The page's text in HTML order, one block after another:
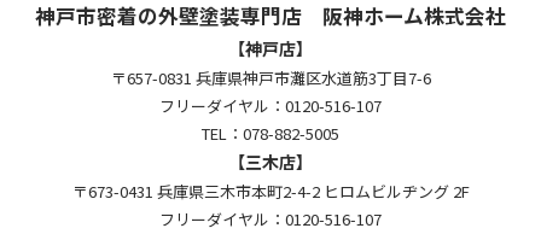
神戸市密着の外壁塗装専門店 阪神ホーム株式会社
【神戸店】
〒657-0831 兵庫県神戸市灘区水道筋3丁目7-6
フリーダイヤル：0120-516-107
TEL：078-882-5005
【三木店】
〒673-0431 兵庫県三木市本町2-4-2 ヒロムビルヂング 2F
フリーダイヤル：0120-516-107